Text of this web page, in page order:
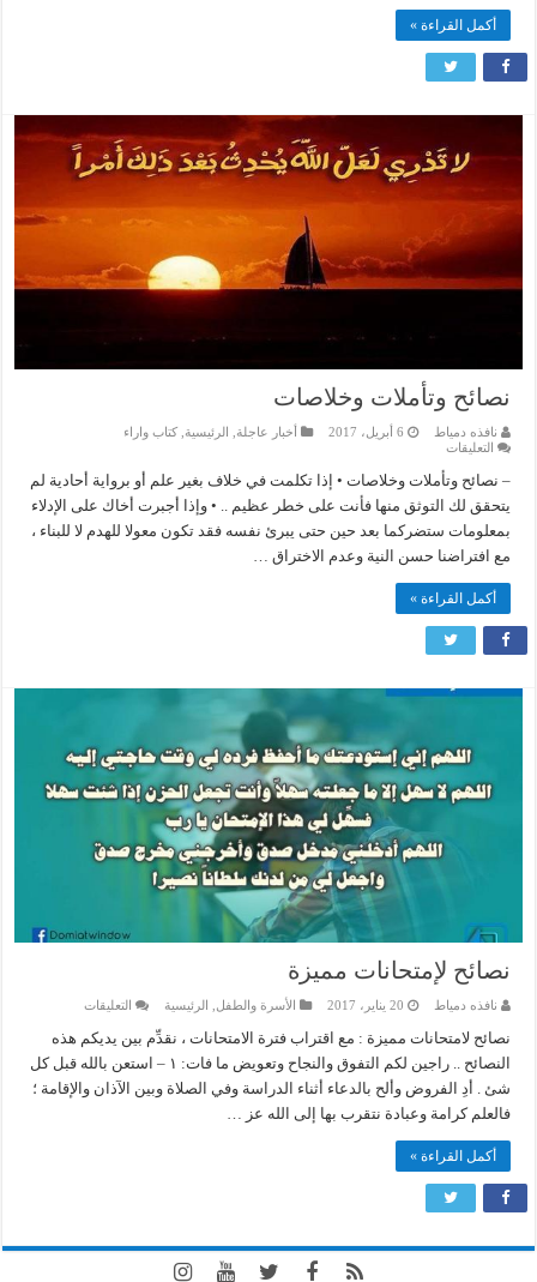
أكمل القراءة »
نصائح وتأملات وخلاصات
نافذه دمياط 6 أبريل، 2017 أخبار عاجلة الرئيسية كتاب واراء
التعليقاتعلى
وتأملات
وخلاصات
مغلقة
– نصائح وتأملات وخلاصات • إذا تكلمت في خلاف بغير علم أو برواية أحادية لم
يتحقق لك التوثق منها فأنت على خطر عظيم .. • وإذا أجبرت أخاك على الإدلاء
بمعلومات ستضركما بعد حين حتى يبرئ نفسه فقد تكون معولا للهدم لا للبناء ،
مع افتراضنا حسن النية وعدم الاختراق …
أكمل القراءة »
نصائح لإمتحانات مميزة
نافذه دمياط 20 يناير، 2017 الأسرة والطفل الرئيسية التعليقاتعلى
لإمتحانات
مميزة
مغلقة
نصائح لامتحانات مميزة : مع اقتراب فترة الامتحانات ، نقدِّم بين يديكم هذه
النصائح .. راجين لكم التفوق والنجاح وتعويض ما فات: ١ – استعن بالله قبل كل
شئ . أدِ الفروض وألح بالدعاء أثناء الدراسة وفي الصلاة وبين الآذان والإقامة ؛
فالعلم كرامة وعبادة نتقرب بها إلى الله عز …
أكمل القراءة »